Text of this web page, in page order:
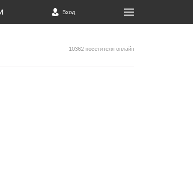
Вход
10362 посетителя онлайн